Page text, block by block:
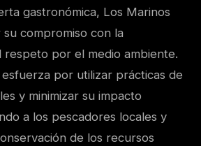
gastronómica, Los Marinos
compromiso con la
respeto por el medio ambiente.
por utilizar prácticas de
y minimizar su impacto
a los pescadores locales y
de los recursos